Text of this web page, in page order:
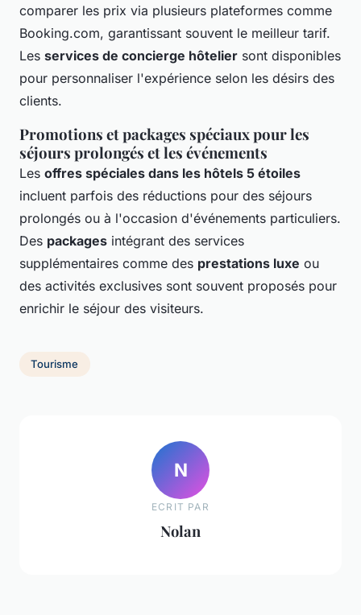
comparer les prix via plusieurs plateformes comme
Booking.com, garantissant souvent le meilleur tarif.
Les services de concierge hôtelier sont disponibles
pour personnaliser l'expérience selon les désirs des
clients.
Promotions et packages spéciaux pour les
séjours prolongés et les événements
Les offres spéciales dans les hôtels 5 étoiles
incluent parfois des réductions pour des séjours
prolongés ou à l'occasion d'événements particuliers.
Des packages intégrant des services
supplémentaires comme des prestations luxe ou
des activités exclusives sont souvent proposés pour
enrichir le séjour des visiteurs.
Tourisme
N
ECRIT PAR
Nolan